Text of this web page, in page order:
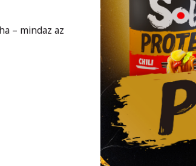
– mindaz az